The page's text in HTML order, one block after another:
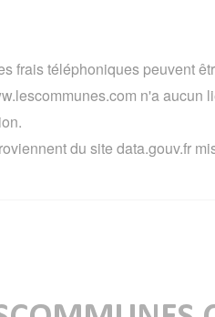
frais téléphoniques peuvent
n'a aucun
du site data.gouv.fr